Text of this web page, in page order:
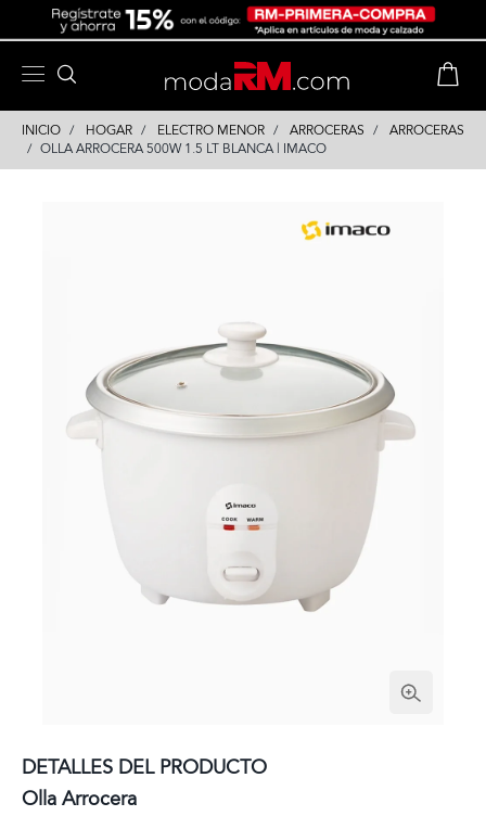
INICIO HOGAR ELECTRO MENOR ARROCERAS
ARROCERAS
OLLA ARROCERA 500W 1.5 LT BLANCA | IMACO
DETALLES DEL PRODUCTO
Olla Arrocera